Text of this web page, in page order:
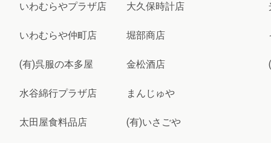
いわむらやプラザ店 大久保時計店
いわむらや仲町店 堀部商店
(有)呉服の本多屋 金松酒店
水谷綿行プラザ店 まんじゅや
太田屋食料品店 (有)いさごや